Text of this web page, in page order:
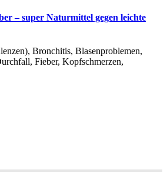
– super Naturmittel gegen leichte
Bronchitis, Blasenproblemen,
Fieber, Kopfschmerzen,